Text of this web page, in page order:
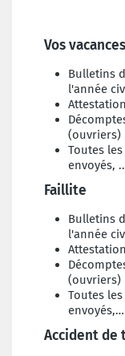
Vos
Bulletins
l'année
(ouvriers)
Toutes
envoyés,
Faillite
Bulletins
l'année
(ouvriers)
Toutes
envoyés,…
Accident de